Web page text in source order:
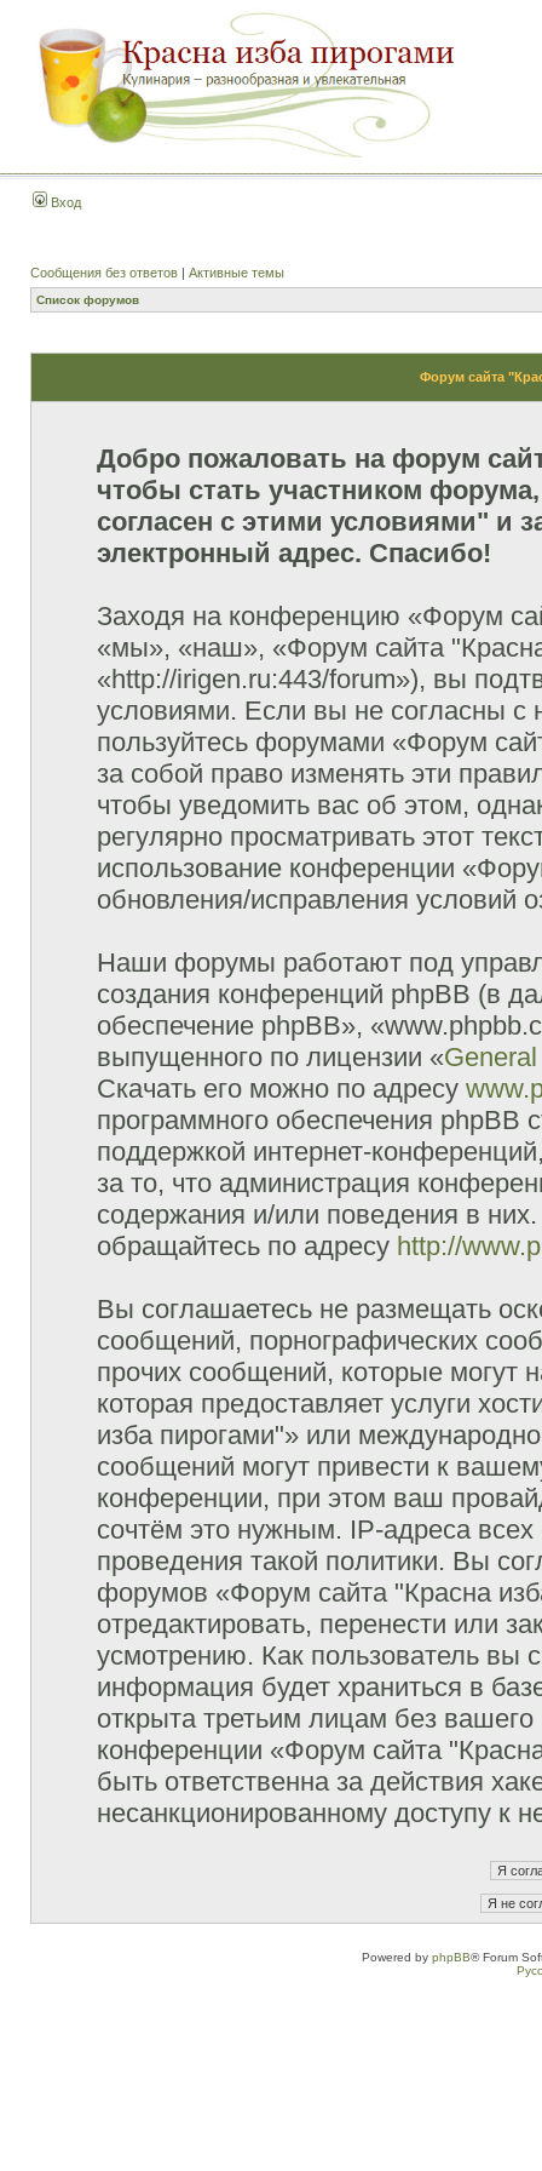
Вход
Сообщения без ответов | Активные темы
Список форумов
Форум сайта
Добро пожаловать на форум
чтобы стать участником
согласен с этими условиями" и
электронный адрес. Спасибо!
Заходя на конференцию «Форум
«мы», «наш», «Форум сайта
«http://irigen.ru:443/forum»), вы
условиями. Если вы не согласны с
пользуйтесь форумами «Форум
за собой право изменять эти
чтобы уведомить вас об этом,
регулярно просматривать этот
использование конференции
обновления/исправления условий
Наши форумы работают под
создания конференций phpBB (в
обеспечение phpBB»,
выпущенного по лицензии «
Скачать его можно по адресу
программного обеспечения phpBB
поддержкой интернет-
за то, что администрация
содержания и/или поведения в
обращайтесь по адресу http://
Вы соглашаетесь не размещать
сообщений, порнографических
прочих сообщений, которые могут
которая предоставляет услуги
изба пирогами"» или
сообщений могут привести к
конференции, при этом ваш
сочтём это нужным. IP-адреса
проведения такой политики. Вы
форумов «Форум сайта "Красна
отредактировать, перенести или
усмотрению. Как пользователь вы
информация будет храниться в
открыта третьим лицам без
конференции «Форум сайта
быть ответственна за действия
несанкционированному доступу к
Powered by phpBB® Forum